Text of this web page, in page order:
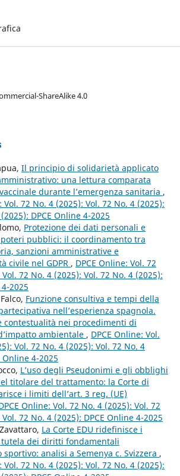
ShareAlike 4.0
Il principio di solidarietà applicato
una lettura comparata
durante l’emergenza sanitaria ,
Vol. 72 No. 4 (2025): Vol. 72 No. 4 (2025):
DPCE Online 4-2025
Protezione dei dati personali e
pubblici: il coordinamento tra
sanzioni amministrative e
civile nel GDPR , DPCE Online: Vol. 72
72 No. 4 (2025): Vol. 72 No. 4 (2025):
2025
Funzione consultiva e tempi della
nell’esperienza spagnola.
contestualità nei procedimenti di
ambientale , DPCE Online: Vol.
Vol. 72 No. 4 (2025): Vol. 72 No. 4
Online 4-2025
L’uso degli Pseudonimi e gli obblighi
titolare del trattamento: la Corte di
i limiti dell’art. 3 reg. (UE)
Online: Vol. 72 No. 4 (2025): Vol. 72
72 No. 4 (2025): DPCE Online 4-2025
La Corte EDU ridefinisce i
dei diritti fondamentali
sportivo: analisi a Semenya c. Svizzera ,
Vol. 72 No. 4 (2025): Vol. 72 No. 4 (2025):